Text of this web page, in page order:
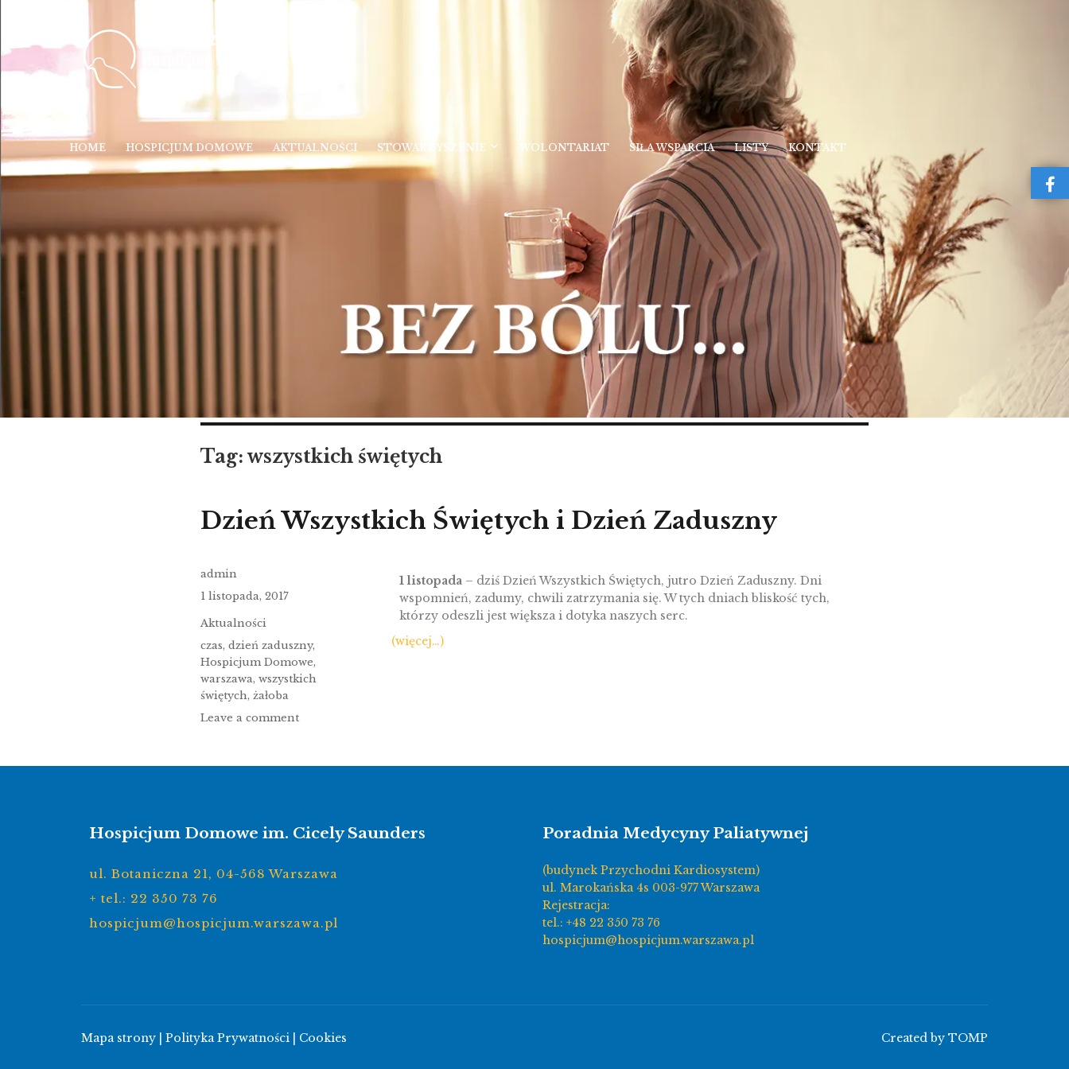
HOME HOSPICJUM DOMOWE AKTUALNOŚCI STOWARZYSZENIE WOLONTARIAT SIŁA WSPARCIA LISTY KONTAKT
Tag: wszystkich świętych
Dzień Wszystkich Świętych i Dzień Zaduszny
1 listopada – dziś Dzień Wszystkich Świętych, jutro Dzień Zaduszny. Dni
wspomnień, zadumy, chwili zatrzymania się. W tych dniach bliskość tych,
którzy odeszli jest większa i dotyka naszych serc.
(więcej…)
admin
1 listopada, 2017
Aktualności
czas, dzień zaduszny,
Hospicjum Domowe,
warszawa, wszystkich
świętych, żałoba
Leave a comment
Hospicjum Domowe im. Cicely Saunders
ul. Botaniczna 21, 04-568 Warszawa
+ tel.: 22 350 73 76
hospicjum@hospicjum.warszawa.pl
Poradnia Medycyny Paliatywnej
(budynek Przychodni Kardiosystem)
ul. Marokańska 4s 003-977 Warszawa
Rejestracja:
tel.: +48 22 350 73 76
hospicjum@hospicjum.warszawa.pl
Mapa strony Polityka Prywatności Cookies Created by TOMP